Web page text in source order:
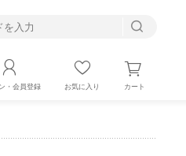
・会員登録 お気に入り カート